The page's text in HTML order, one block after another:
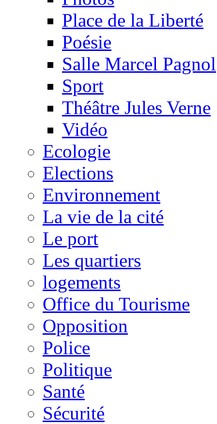
Place de la Liberté
Poésie
Salle Marcel Pagnol
Sport
Théâtre Jules Verne
Vidéo
Ecologie
Elections
Environnement
La vie de la cité
Le port
Les quartiers
logements
Office du Tourisme
Opposition
Police
Politique
Santé
Sécurité